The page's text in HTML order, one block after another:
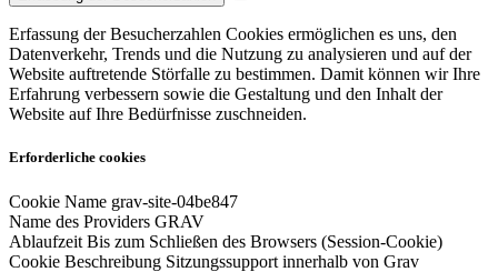
Erfassung der Besucherzahlen Cookies ermöglichen es uns, den
Datenverkehr, Trends und die Nutzung zu analysieren und auf der
Website auftretende Störfalle zu bestimmen. Damit können wir Ihre
Erfahrung verbessern sowie die Gestaltung und den Inhalt der
Website auf Ihre Bedürfnisse zuschneiden.
Erforderliche cookies
Cookie Name grav-site-04be847
Name des Providers GRAV
Ablaufzeit Bis zum Schließen des Browsers (Session-Cookie)
Cookie Beschreibung Sitzungssupport innerhalb von Grav